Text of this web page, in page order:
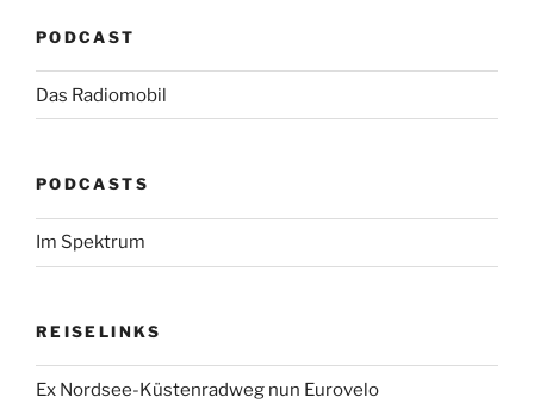
PODCAST
Das Radiomobil
PODCASTS
Im Spektrum
REISELINKS
Ex Nordsee-Küstenradweg nun Eurovelo